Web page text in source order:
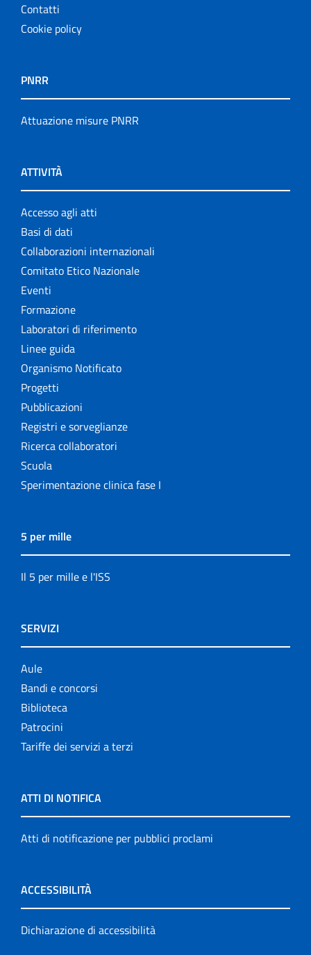
Contatti
Cookie policy
PNRR
Attuazione misure PNRR
ATTIVITÀ
Accesso agli atti
Basi di dati
Collaborazioni internazionali
Comitato Etico Nazionale
Eventi
Formazione
Laboratori di riferimento
Linee guida
Organismo Notificato
Progetti
Pubblicazioni
Registri e sorveglianze
Ricerca collaboratori
Scuola
Sperimentazione clinica fase I
5 per mille
Il 5 per mille e l'ISS
SERVIZI
Aule
Bandi e concorsi
Biblioteca
Patrocini
Tariffe dei servizi a terzi
ATTI DI NOTIFICA
Atti di notificazione per pubblici proclami
ACCESSIBILITÀ
Dichiarazione di accessibilità